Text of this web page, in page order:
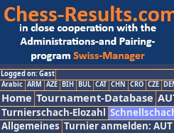
Logged on: Gast
Arabic ARM AZE BIH BUL CAT CHN CRO CZE
Home Tournament-Database
Turnierschach-Elozahl
Allgemeines Turnier anmelden: AUT